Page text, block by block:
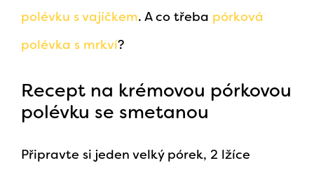
polévku s vajíčkem. A co třeba pórková
polévka s mrkví?
Recept na krémovou pórkovou
polévku se smetanou
Připravte si jeden velký pórek, 2 lžíce